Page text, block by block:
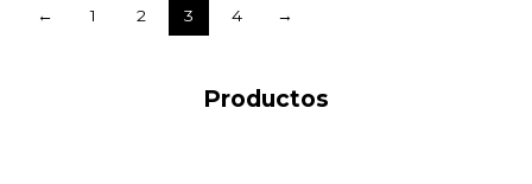
← 1 2 3 4 →
Productos